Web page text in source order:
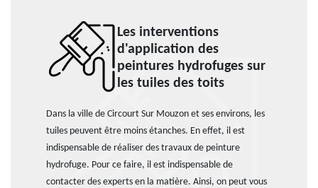
Les interventions
d'application des
peintures hydrofuges sur
les tuiles des toits
Dans la ville de Circourt Sur Mouzon et ses environs, les
tuiles peuvent être moins étanches. En effet, il est
indispensable de réaliser des travaux de peinture
hydrofuge. Pour ce faire, il est indispensable de
contacter des experts en la matière. Ainsi, on peut vous